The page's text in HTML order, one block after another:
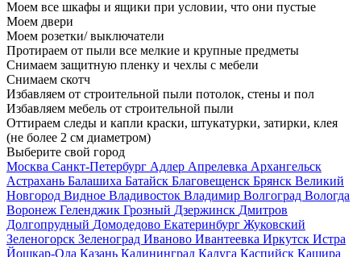
Моем все шкафы и ящики при условии, что они пустые
Моем двери
Моем розетки/ выключатели
Протираем от пыли все мелкие и крупные предметы
Снимаем защитную пленку и чехлы с мебели
Снимаем скотч
Избавляем от строительной пыли потолок, стены и пол
Избавляем мебель от строительной пыли
Оттираем следы и капли краски, штукатурки, затирки, клея
(не более 2 см диаметром)
Выберите свой город
Москва Санкт-Петербург Адлер Апрелевка Архангельск
Астрахань Балашиха Батайск Благовещенск Брянск Великий
Новгород Видное Владивосток Владимир Волгоград Вологда
Воронеж Геленджик Грозный Дзержинск Дмитров
Долгопрудный Домодедово Екатеринбург Жуковский
Зеленогорск Зеленоград Иваново Ивантеевка Иркутск Истра
Йошкар-Ола Казань Калининград Калуга Каспийск Кашира